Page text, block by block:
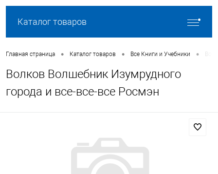
Каталог товаров
Главная страница • Каталог товаров • Все Книги и Учебники •
Волков Волшебник Изумрудного
города и все-все-все Росмэн